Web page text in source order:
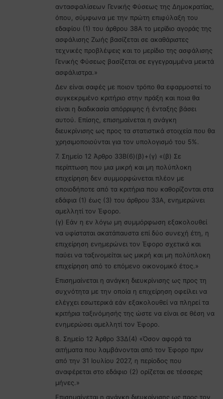
αντασφαλίσεων Γενικής Φύσεως της Δημοκρατίας,
όπου, σύμφωνα με την πρώτη επιφύλαξη του
εδαφίου (1) του άρθρου 38Α το μερίδιο αγοράς της
ασφάλισης Ζωής βασίζεται σε ακαθάριστες
τεχνικές προβλέψεις και το μερίδιο της ασφάλισης
Γενικής Φύσεως βασίζεται σε εγγεγραμμένα μεικτά
ασφάλιστρα.»
Δεν είναι σαφές με ποιον τρόπο θα εφαρμοστεί το
συγκεκριμένο κριτήριο στην πράξη και ποια θα
είναι η διαδικασία απόρριψης ή ένταξης βάσει
αυτού. Επίσης, επισημαίνεται η ανάγκη
διευκρίνισης ως προς τα στατιστικά στοιχεία που θα
χρησιμοποιούνται για τον υπολογισμό του 5%.
7. Σημείο 12 Άρθρο 33Β(6)(β)+(γ) «(β) Σε
περίπτωση που μια μικρή και μη πολύπλοκη
επιχείρηση δεν συμμορφώνεται πλέον με
οποιοδήποτε από τα κριτήρια που καθορίζονται στα
εδάφια (1) έως (3) του άρθρου 33Α, ενημερώνει
αμελλητί τον Έφορο.
(γ) Εάν η εν λόγω μη συμμόρφωση εξακολουθεί
να υφίσταται ακατάπαυστα επί δύο συνεχή έτη, η
επιχείρηση ενημερώνει τον Έφορο σχετικά και
παύει να ταξινομείται ως μικρή και μη πολύπλοκη
επιχείρηση από το επόμενο οικονομικό έτος.»
Eπισημαίνεται η ανάγκη διευκρίνισης ως προς τη
συχνότητα με την οποία η επιχείρηση οφείλει να
ελέγχει εσωτερικά εάν εξακολουθεί να πληρεί τα
κριτήρια ταξινόμησής της ώστε να είναι σε θέση να
ενημερώσει αμελλητί τον Έφορο.
8. Σημείο 12 Άρθρο 33Δ(4) «Όσον αφορά τα
αιτήματα που λαμβάνονται από τον Έφορο πριν
από την 31 Ιουλίου 2027, η περίοδος που
αναφέρεται στο εδάφιο (2) ορίζεται σε τέσσερις
μήνες.»
Eπισημαίνεται η ανάγκη διευκρίνισης ως προς τον